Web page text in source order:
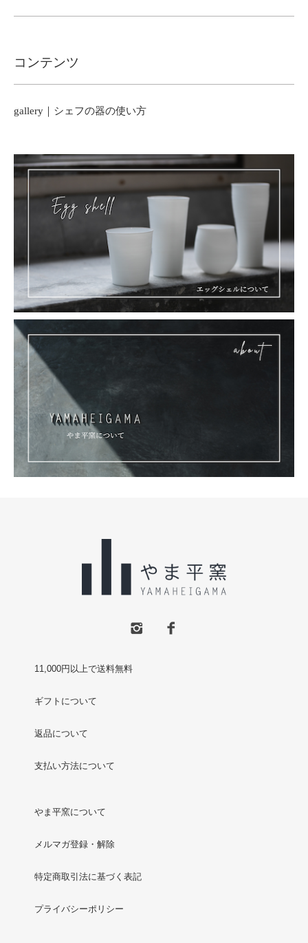
コンテンツ
gallery｜シェフの器の使い方
11,000円以上で送料無料
ギフトについて
返品について
支払い方法について
やま平窯について
メルマガ登録・解除
特定商取引法に基づく表記
プライバシーポリシー